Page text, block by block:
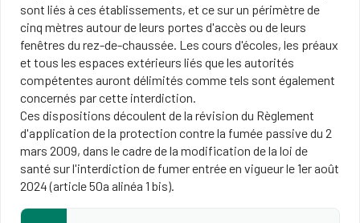
sont liés à ces établissements, et ce sur un périmètre de
cinq mètres autour de leurs portes d'accès ou de leurs
fenêtres du rez-de-chaussée. Les cours d'écoles, les préaux
et tous les espaces extérieurs liés que les autorités
compétentes auront délimités comme tels sont également
concernés par cette interdiction.
Ces dispositions découlent de la révision du Règlement
d'application de la protection contre la fumée passive du 2
mars 2009, dans le cadre de la modification de la loi de
santé sur l'interdiction de fumer entrée en vigueur le 1er août
2024 (article 50a alinéa 1 bis).